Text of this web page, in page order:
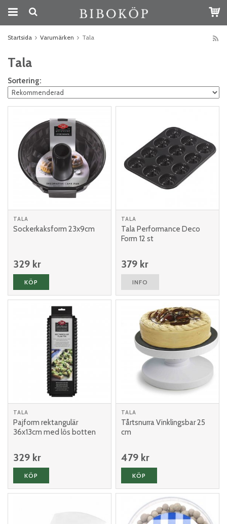
Startsida Varumärken Tala
Tala
Sortering:
TALA
Sockerkaksform 23x9cm
329 kr
KÖP
TALA
Tala Performance Deco
Form 12 st
379 kr
INFO
TALA
Pajform rektangulär
36x13cm med lös botten
329 kr
KÖP
TALA
Tårtsnurra Vinklingsbar 25
cm
479 kr
KÖP